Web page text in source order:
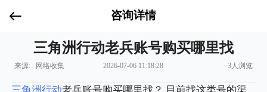
咨询详情
三角洲行动老兵账号购买哪里找
来源: 网络收集 2026-07-06 11:18:28 3人浏览